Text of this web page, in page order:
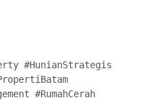
#HunianStrategis
#RumahCerah